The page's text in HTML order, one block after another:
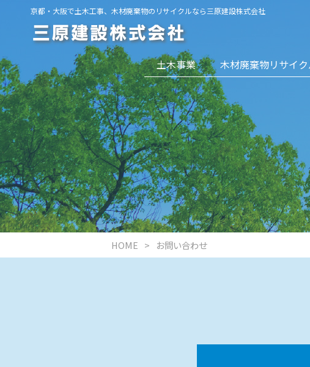
京都・大阪で土木工事、木材廃棄物のリサイクルなら三原建設株式会社
土木事業 木材廃棄物リサイ
HOME お問い合わせ